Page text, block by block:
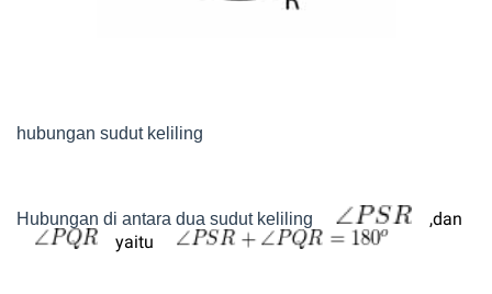
hubungan sudut keliling
Hubungan di antara dua sudut keliling
,dan
yaitu